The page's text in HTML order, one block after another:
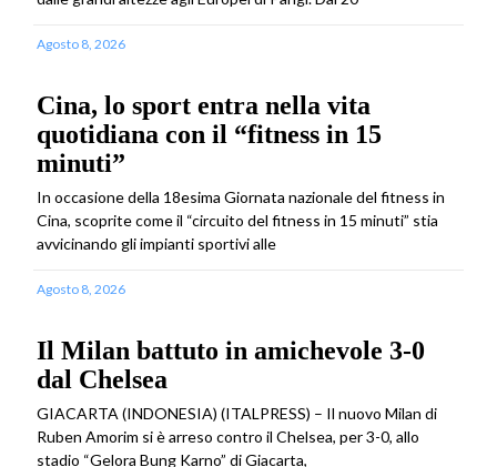
Agosto 8, 2026
Cina, lo sport entra nella vita
quotidiana con il “fitness in 15
minuti”
In occasione della 18esima Giornata nazionale del fitness in
Cina, scoprite come il “circuito del fitness in 15 minuti” stia
avvicinando gli impianti sportivi alle
Agosto 8, 2026
Il Milan battuto in amichevole 3-0
dal Chelsea
GIACARTA (INDONESIA) (ITALPRESS) – Il nuovo Milan di
Ruben Amorim si è arreso contro il Chelsea, per 3-0, allo
stadio “Gelora Bung Karno” di Giacarta,